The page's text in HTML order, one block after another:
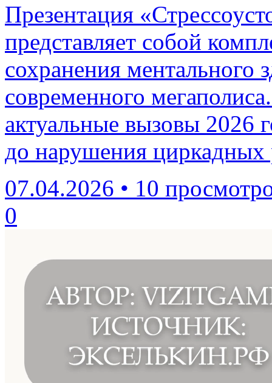
Презентация
представляет собой
сохранения ментального
современного
актуальные вызовы 2026
до нарушения циркадных
07.04.2026 • 10
0